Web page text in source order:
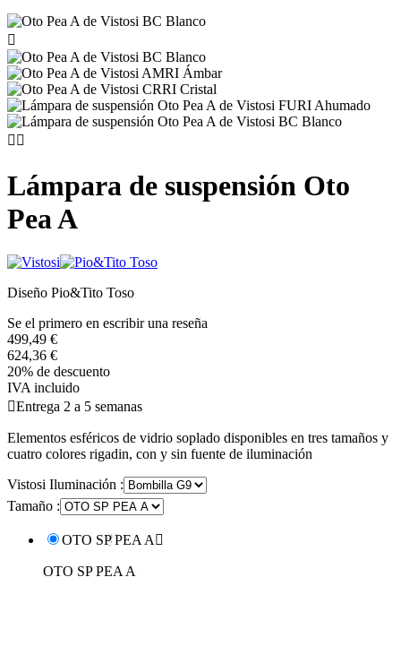

 
Lámpara de suspensión Oto
Pea A
Diseño Pio&Tito Toso
Se el primero en escribir una reseña
499,49 €
624,36 €
20% de descuento
IVA incluido
Entrega 2 a 5 semanas
Elementos esféricos de vidrio soplado disponibles en tres tamaños y
cuatro colores rigadin, con y sin fuente de iluminación
Vistosi Iluminación :
Tamaño :
OTO SP PEA A 
OTO SP PEA A